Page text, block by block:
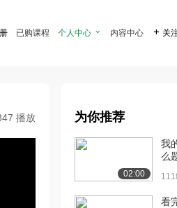
已购课程 个人中心  内容中心  关
播放 为你推荐
02:00
我
么
看